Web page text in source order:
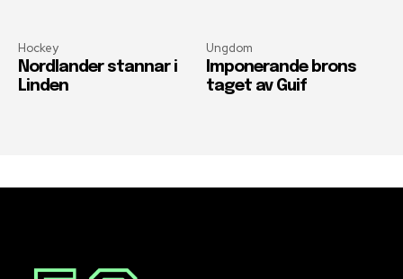
Hockey
Nordlander stannar i
Linden
Ungdom
Imponerande brons
taget av Guif